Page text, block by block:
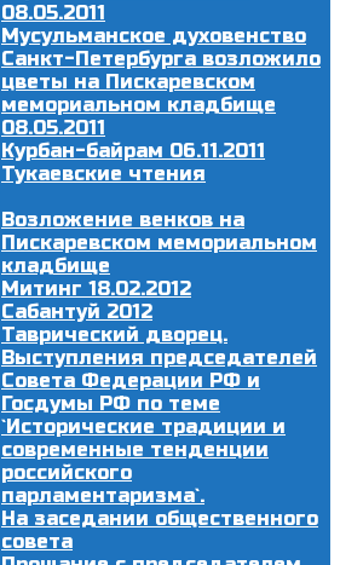
08.05.2011
Мусульманское духовенство
Санкт-Петербурга возложило
цветы на Пискаревском
мемориальном кладбище
08.05.2011
Курбан-байрам 06.11.2011
Тукаевские чтения
Возложение венков на
Пискаревском мемориальном
кладбище
Митинг 18.02.2012
Сабантуй 2012
Таврический дворец.
Выступления председателей
Совета Федерации РФ и
Госдумы РФ по теме
`Исторические традиции и
современные тенденции
российского
парламентаризма`.
На заседании общественного
совета